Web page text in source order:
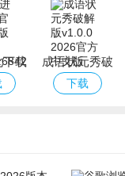
下载
本
成语状元秀破
解版
下载